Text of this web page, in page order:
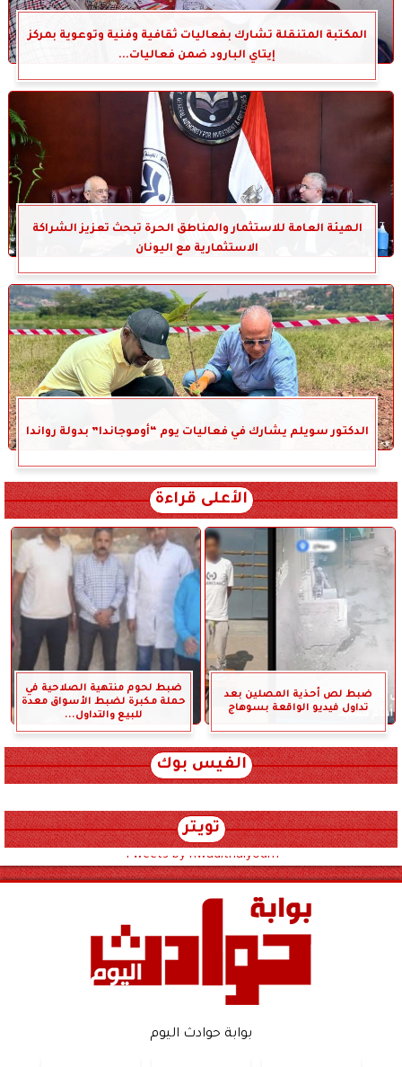
المكتبة المتنقلة تشارك بفعاليات ثقافية وفنية وتوعوية بمركز
إيتاي البارود ضمن فعاليات...
الهيئة العامة للاستثمار والمناطق الحرة تبحث تعزيز الشراكة
الاستثمارية مع اليونان
الدكتور سويلم يشارك في فعاليات يوم “أوموجاندا” بدولة رواندا
الأعلى قراءة
ضبط لص أحذية المصلين بعد
تداول فيديو الواقعة بسوهاج
ضبط لحوم منتهية الصلاحية في
حملة مكبرة لضبط الأسواق معدة
للبيع والتداول...
الفيس بوك
تويتر
Tweets by hwadithalyoum
بوابة حوادث اليوم